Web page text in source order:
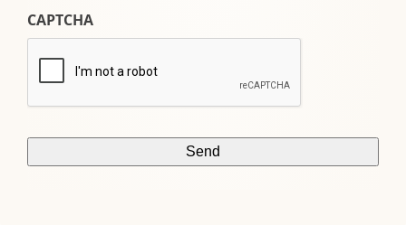
CAPTCHA